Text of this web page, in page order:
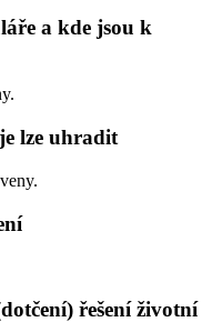
a kde jsou k
lze uhradit
řešení životní